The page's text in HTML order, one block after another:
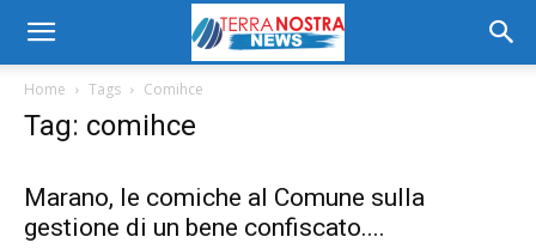
Home Tags Comihce
Tag: comihce
Marano, le comiche al Comune sulla
gestione di un bene confiscato....